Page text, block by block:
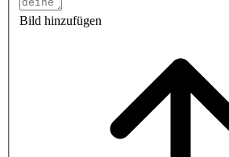
Bild hinzufügen